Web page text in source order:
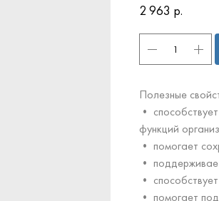
2 963 р.
Полезные
•
функций
• помогает
•
•
• помогает